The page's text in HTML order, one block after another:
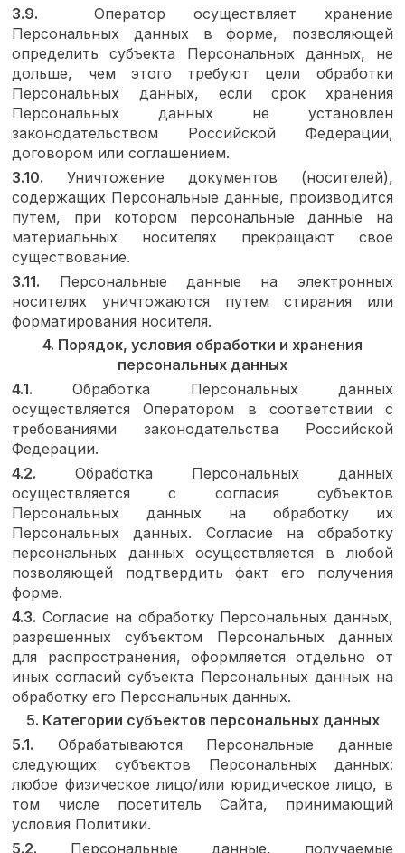
3.9.
Оператор осуществляет хранение
Персональных данных в форме, позволяющей
определить субъекта Персональных данных, не
дольше, чем этого требуют цели обработки
Персональных данных, если срок хранения
Персональных данных не установлен
законодательством Российской Федерации,
договором или соглашением.
3.10. Уничтожение документов (носителей),
содержащих Персональные данные, производится
путем, при котором персональные данные на
материальных носителях прекращают свое
существование.
3.11. Персональные данные на электронных
носителях уничтожаются путем стирания или
форматирования носителя.
4. Порядок, условия обработки и хранения
персональных данных
4.1. Обработка Персональных данных
осуществляется Оператором в соответствии с
требованиями законодательства Российской
Федерации.
4.2. Обработка Персональных данных
осуществляется с согласия субъектов
Персональных данных на обработку их
Персональных данных. Согласие на обработку
персональных данных осуществляется в любой
позволяющей подтвердить факт его получения
форме.
4.3. Согласие на обработку Персональных данных,
разрешенных субъектом Персональных данных
для распространения, оформляется отдельно от
иных согласий субъекта Персональных данных на
обработку его Персональных данных.
5. Категории субъектов персональных данных
5.1. Обрабатываются Персональные данные
следующих субъектов Персональных данных:
любое физическое лицо/или юридическое лицо, в
том числе посетитель Сайта, принимающий
условия Политики.
5.2. Персональные данные, получаемые